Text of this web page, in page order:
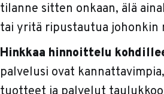
tilanne sitten onkaan, älä
tai yritä ripustautua johonkin
Hinkkaa hinnoittelu
palvelusi ovat